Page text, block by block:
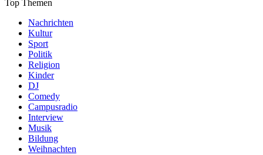
Top Themen
Nachrichten
Kultur
Sport
Politik
Religion
Kinder
DJ
Comedy
Campusradio
Interview
Musik
Bildung
Weihnachten